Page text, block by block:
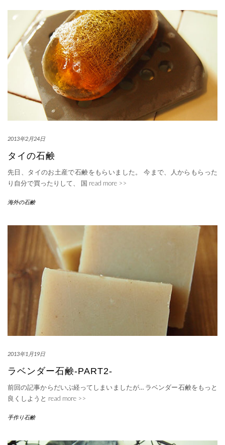
2013年2月24日
タイの石鹸
先日、タイのお土産で石鹸をもらいました。 今まで、人からもらった
り自分で買ったりして、 国 read more >>
海外の石鹸
2013年1月19日
ラベンダー石鹸-PART2-
前回の記事からだいぶ経ってしまいましたが… ラベンダー石鹸をもっと
良くしようと read more >>
手作り石鹸